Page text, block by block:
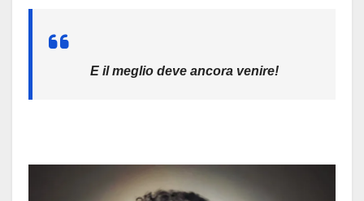
E il meglio deve ancora venire!